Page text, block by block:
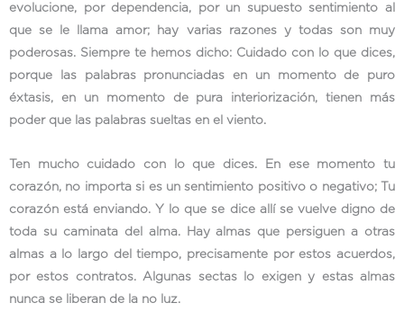
evolucione, por dependencia, por un supuesto sentimiento al
que se le llama amor; hay varias razones y todas son muy
poderosas. Siempre te hemos dicho: Cuidado con lo que dices,
porque las palabras pronunciadas en un momento de puro
éxtasis, en un momento de pura interiorización, tienen más
poder que las palabras sueltas en el viento.
Ten mucho cuidado con lo que dices. En ese momento tu
corazón, no importa si es un sentimiento positivo o negativo; Tu
corazón está enviando. Y lo que se dice allí se vuelve digno de
toda su caminata del alma. Hay almas que persiguen a otras
almas a lo largo del tiempo, precisamente por estos acuerdos,
por estos contratos. Algunas sectas lo exigen y estas almas
nunca se liberan de la no luz.